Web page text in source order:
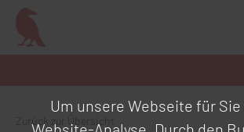
Zurück zur Übersicht
Um unsere Webseite für